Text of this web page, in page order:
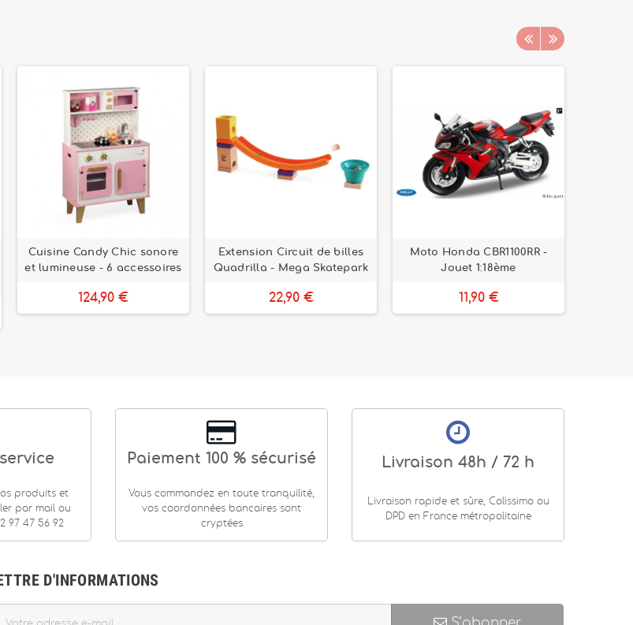
Cuisine Candy Chic sonore
et lumineuse - 6 accessoires
124,90 €
Extension Circuit de billes
Quadrilla - Mega Skatepark
22,90 €
Moto Honda CBR1100RR -
Jouet 1:18ème
11,90 €
produits et
par mail ou
97 47 56 92
Paiement 100 % sécurisé
Vous commandez en toute tranquilité,
vos coordonnées bancaires sont
cryptées
Livraison 48h / 72 h
Livraison rapide et sûre, Colissimo ou
DPD en France métropolitaine
D'INFORMATIONS